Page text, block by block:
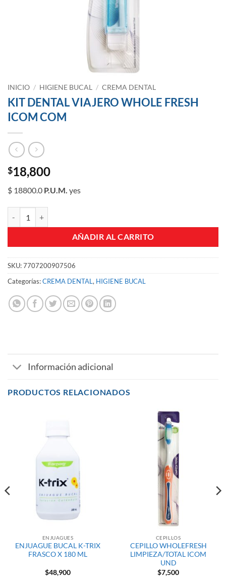
INICIO / HIGIENE BUCAL / CREMA DENTAL
KIT DENTAL VIAJERO WHOLE FRESH
ICOM COM
$18,800
$ 18800.0 P.U.M. yes
AÑADIR AL CARRITO
SKU:7707200907506
Categorías:CREMA DENTAL, HIGIENE BUCAL
Información adicional
PRODUCTOS RELACIONADOS
ENJUAGUES
ENJUAGUE BUCAL K-TRIX
FRASCO X 180 ML
$48,900
CEPILLOS
CEPILLO WHOLEFRESH
LIMPIEZA/TOTAL ICOM
UND
$7,500